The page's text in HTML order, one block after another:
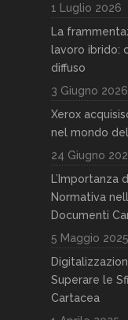
1 Luglio 2026
La
lavoro ibrido:
diffuso
3 Giugno 2026
Xerox
nel mondo
24 Giugno
L’Importanza
Normativa
Documenti
5 Maggio 2025
Superare le
Cartacea